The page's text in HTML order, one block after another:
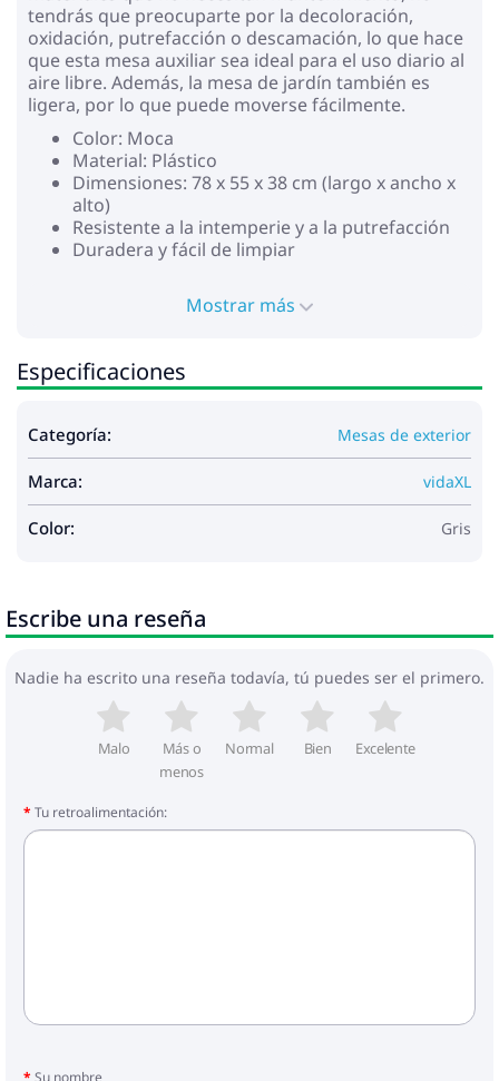
tendrás que preocuparte por la decoloración,
oxidación, putrefacción o descamación, lo que hace
que esta mesa auxiliar sea ideal para el uso diario al
aire libre. Además, la mesa de jardín también es
ligera, por lo que puede moverse fácilmente.
Color: Moca
Material: Plástico
Dimensiones: 78 x 55 x 38 cm (largo x ancho x
alto)
Resistente a la intemperie y a la putrefacción
Duradera y fácil de limpiar
Mostrar más
Especificaciones
Categoría: Mesas de exterior
Marca: vidaXL
Color: Gris
Escribe una reseña
Nadie ha escrito una reseña todavía, tú puedes ser el primero.
Malo
Más o
menos
Normal Bien Excelente
Tu retroalimentación: